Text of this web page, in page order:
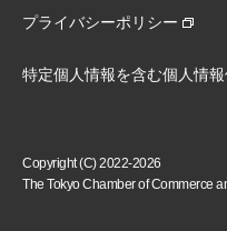
プライバシーポリシー
特定個人情報を含む個人情
Copyright (C) 2022-2026
The Tokyo Chamber of Commerce